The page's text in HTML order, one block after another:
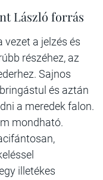
László forrás
a jelzés és
részéhez, az
Sajnos
és aztán
a meredek falon.
mondható.
illetékes